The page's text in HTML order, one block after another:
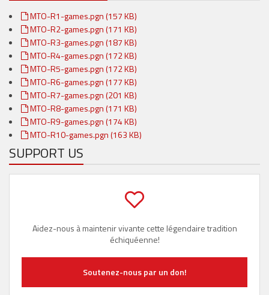
MTO-R1-games.pgn (157 KB)
MTO-R2-games.pgn (171 KB)
MTO-R3-games.pgn (187 KB)
MTO-R4-games.pgn (172 KB)
MTO-R5-games.pgn (172 KB)
MTO-R6-games.pgn (177 KB)
MTO-R7-games.pgn (201 KB)
MTO-R8-games.pgn (171 KB)
MTO-R9-games.pgn (174 KB)
MTO-R10-games.pgn (163 KB)
SUPPORT US
Aidez-nous à maintenir vivante cette légendaire tradition
échiquéenne!
Soutenez-nous par un don!